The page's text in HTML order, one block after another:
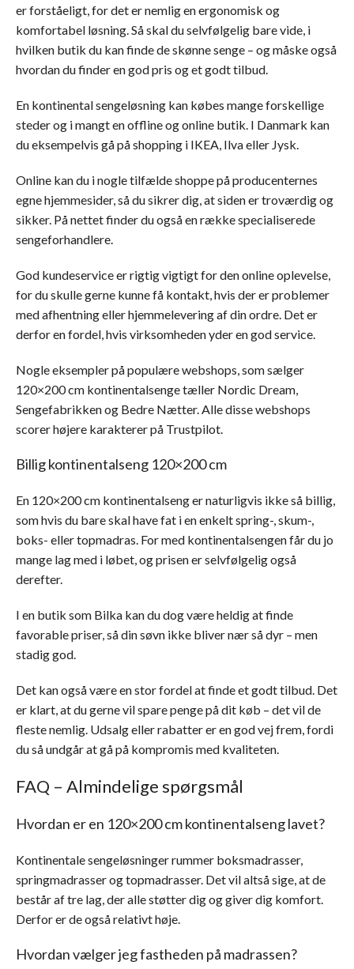
er forståeligt, for det er nemlig en ergonomisk og
komfortabel løsning. Så skal du selvfølgelig bare vide, i
hvilken butik du kan finde de skønne senge – og måske også
hvordan du finder en god pris og et godt tilbud.
En kontinental sengeløsning kan købes mange forskellige
steder og i mangt en offline og online butik. I Danmark kan
du eksempelvis gå på shopping i IKEA, Ilva eller Jysk.
Online kan du i nogle tilfælde shoppe på producenternes
egne hjemmesider, så du sikrer dig, at siden er troværdig og
sikker. På nettet finder du også en række specialiserede
sengeforhandlere.
God kundeservice er rigtig vigtigt for den online oplevelse,
for du skulle gerne kunne få kontakt, hvis der er problemer
med afhentning eller hjemmelevering af din ordre. Det er
derfor en fordel, hvis virksomheden yder en god service.
Nogle eksempler på populære webshops, som sælger
120×200 cm kontinentalsenge tæller Nordic Dream,
Sengefabrikken og Bedre Nætter. Alle disse webshops
scorer højere karakterer på Trustpilot.
Billig kontinentalseng 120×200 cm
En 120×200 cm kontinentalseng er naturligvis ikke så billig,
som hvis du bare skal have fat i en enkelt spring-, skum-,
boks- eller topmadras. For med kontinentalsengen får du jo
mange lag med i løbet, og prisen er selvfølgelig også
derefter.
I en butik som Bilka kan du dog være heldig at finde
favorable priser, så din søvn ikke bliver nær så dyr – men
stadig god.
Det kan også være en stor fordel at finde et godt tilbud. Det
er klart, at du gerne vil spare penge på dit køb – det vil de
fleste nemlig. Udsalg eller rabatter er en god vej frem, fordi
du så undgår at gå på kompromis med kvaliteten.
FAQ – Almindelige spørgsmål
Hvordan er en 120×200 cm kontinentalseng lavet?
Kontinentale sengeløsninger rummer boksmadrasser,
springmadrasser og topmadrasser. Det vil altså sige, at de
består af tre lag, der alle støtter dig og giver dig komfort.
Derfor er de også relativt høje.
Hvordan vælger jeg fastheden på madrassen?